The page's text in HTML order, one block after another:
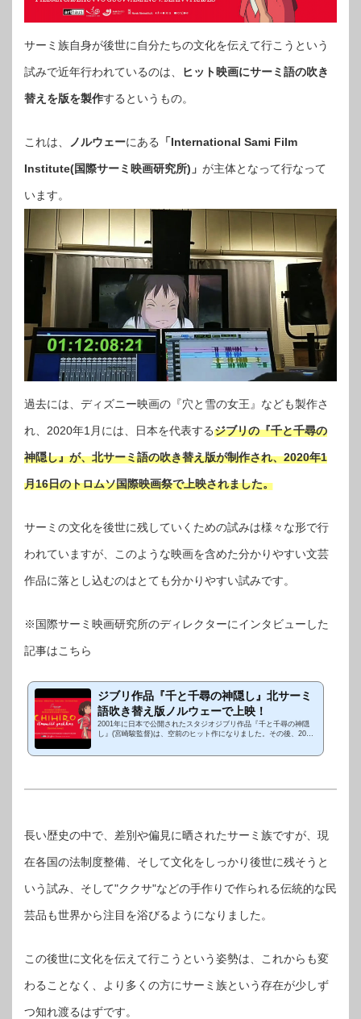
サーミ族自身が後世に自分たちの文化を伝えて行こうという
試みで近年行われているのは、 ヒット映画にサーミ語の吹き
替えを版を製作するというもの。
これは、 ノルウェーにある 「International Sami Film
Institute(国際サーミ映画研究所)」 が主体となって行なって
います。
過去には、ディズニー映画の『穴と雪の女王』なども製作さ
れ、2020年1月には、日本を代表するジブリの『千と千尋の
神隠し』が、北サーミ語の吹き替え版が制作され、2020年1
月16日のトロムソ国際映画祭で上映されました。
サーミの文化を後世に残していくための試みは様々な形で行
われていますが、このような映画を含めた分かりやすい文芸
作品に落とし込むのはとても分かりやすい試みです。
※国際サーミ映画研究所のディレクターにインタビューした
記事はこちら
ジブリ作品『千と千尋の神隠し』北サーミ
語吹き替え版ノルウェーで上映！
2001年に日本で公開されたスタジオジブリ作品『千と千尋の神隠
し』(宮崎駿監督)は、空前のヒット作になりました。その後、2002
長い歴史の中で、差別や偏見に晒されたサーミ族ですが、現
在各国の法制度整備、そして文化をしっかり後世に残そうと
いう試み、そして"ククサ"などの手作りで作られる伝統的な民
芸品も世界から注目を浴びるようになりました。
この後世に文化を伝えて行こうという姿勢は、これからも変
わることなく、より多くの方にサーミ族という存在が少しず
つ知れ渡るはずです。